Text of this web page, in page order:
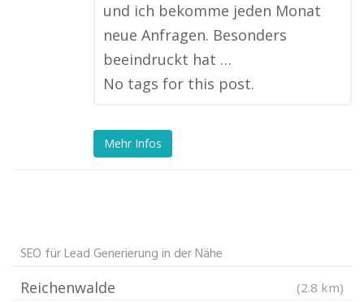
und ich bekomme jeden Monat
neue Anfragen. Besonders
beeindruckt hat …
No tags for this post.
Mehr Infos
SEO für Lead Generierung in der Nähe
Reichenwalde (2.8 km)